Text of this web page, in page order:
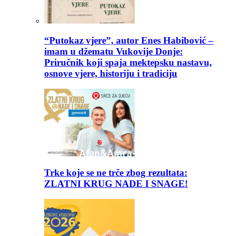
“Putokaz vjere”, autor Enes Habibović –
imam u džematu Vukovije Donje:
Priručnik koji spaja mektepsku nastavu,
osnove vjere, historiju i tradiciju
Trke koje se ne trče zbog rezultata:
ZLATNI KRUG NADE I SNAGE!